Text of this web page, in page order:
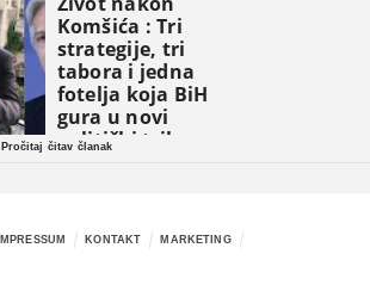
Komšića : Tri
strategije, tri
tabora i jedna
fotelja koja BiH
gura u novi
politički triler
Pročitaj čitav članak
IMPRESSUM KONTAKT
MARKETING